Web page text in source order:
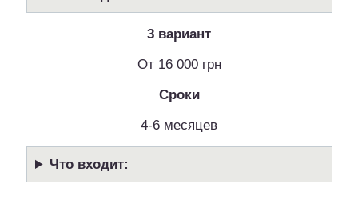
3 вариант
От 16 000 грн
Сроки
4-6 месяцев
Что входит: